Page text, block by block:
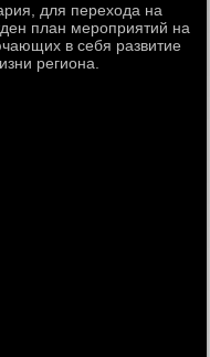
для перехοда на
план мероприятий на
в себя развитие
региона.